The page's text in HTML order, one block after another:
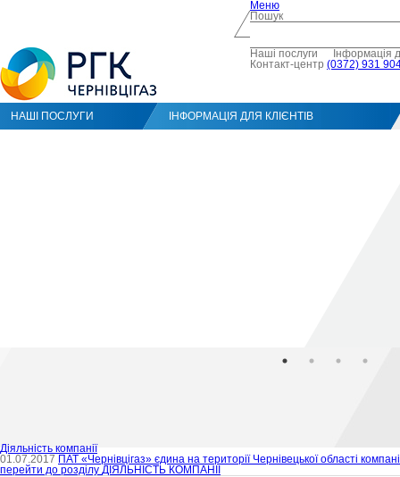
Меню
Пошук
Наші послуги
Інформація
Контакт-центр (0372) 931
НАШІ ПОСЛУГИ ІНФОРМАЦІЯ ДЛЯ КЛІЄНТІВ
Діяльність компанії
01.07.2017 ПАТ «Чернівцігаз» єдина на території Чернівецької області
перейти до розділу ДІЯЛЬНІСТЬ КОМПАНІЇ